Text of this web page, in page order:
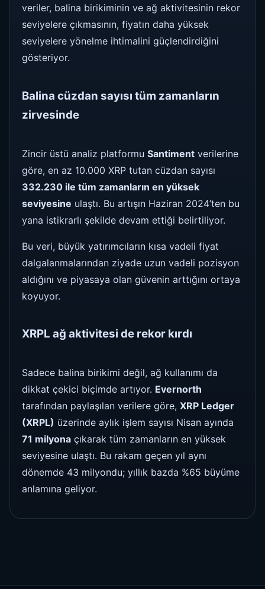
veriler, balina birikiminin ve ağ aktivitesinin rekor
seviyelere çıkmasının, fiyatın daha yüksek
seviyelere yönelme ihtimalini güçlendirdiğini
gösteriyor.
Balina cüzdan sayısı tüm zamanların
zirvesinde
Zincir üstü analiz platformu Santiment verilerine
göre, en az 10.000 XRP tutan cüzdan sayısı
332.230 ile tüm zamanların en yüksek
seviyesine ulaştı. Bu artışın Haziran 2024’ten bu
yana istikrarlı şekilde devam ettiği belirtiliyor.
Bu veri, büyük yatırımcıların kısa vadeli fiyat
dalgalanmalarından ziyade uzun vadeli pozisyon
aldığını ve piyasaya olan güvenin arttığını ortaya
koyuyor.
XRPL ağ aktivitesi de rekor kırdı
Sadece balina birikimi değil, ağ kullanımı da
dikkat çekici biçimde artıyor. Evernorth
tarafından paylaşılan verilere göre, XRP Ledger
(XRPL) üzerinde aylık işlem sayısı Nisan ayında
71 milyona çıkarak tüm zamanların en yüksek
seviyesine ulaştı. Bu rakam geçen yıl aynı
dönemde 43 milyondu; yıllık bazda %65 büyüme
anlamına geliyor.